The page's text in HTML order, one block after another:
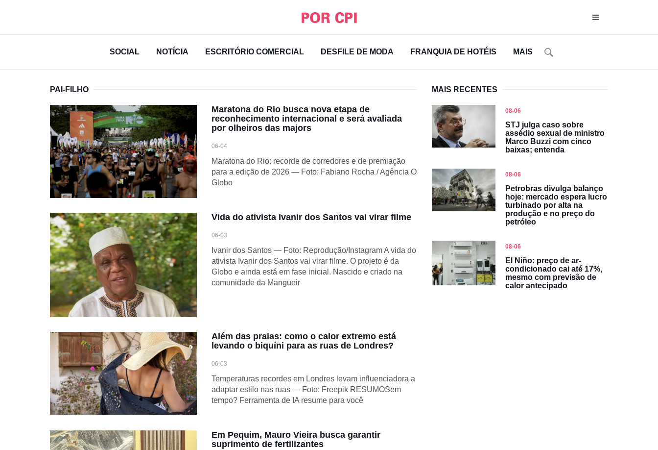
SOCIAL NOTÍCIA ESCRITÓRIO COMERCIAL DESFILE DE MODA FRANQUIA DE HOTÉIS MAIS
PAI-FILHO
Maratona do Rio busca nova etapa de
reconhecimento internacional e será avaliada
por olheiros das majors
06-04
Maratona do Rio: recorde de corredores e de premiação
para a edição de 2026 — Foto: Fabiano Rocha / Agência O
Globo
Vida do ativista Ivanir dos Santos vai virar filme
06-03
Ivanir dos Santos — Foto: Reprodução/Instagram A vida do
ativista Ivanir dos Santos vai virar filme. O projeto é da
Globo e ainda está em fase inicial. Nascido e criado na
comunidade da Mangueir
Além das praias: como o calor extremo está
levando o biquíni para as ruas de Londres?
06-03
Temperaturas recordes em Londres levam influenciadora a
adaptar estilo nas ruas — Foto: Freepik RESUMOSem
tempo? Ferramenta de IA resume para você
Em Pequim, Mauro Vieira busca garantir
suprimento de fertilizantes
MAIS RECENTES
08-06
STJ julga caso sobre
assédio sexual de ministro
Marco Buzzi com cinco
baixas; entenda
08-06
Petrobras divulga balanço
hoje: mercado espera lucro
turbinado por alta na
produção e no preço do
petróleo
08-06
El Niño: preço de ar-
condicionado cai até 17%,
mesmo com previsão de
calor antecipado